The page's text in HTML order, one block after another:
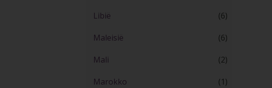
Libië (6)
Maleisië (6)
Mali (2)
Marokko (1)